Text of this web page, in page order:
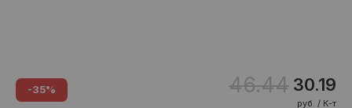
-35% 46.44 30.19
руб. / К-т